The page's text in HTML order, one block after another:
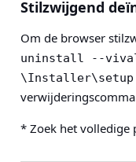
Stilzwijgend
Om de browser
uninstall --
* Zoek het volledige